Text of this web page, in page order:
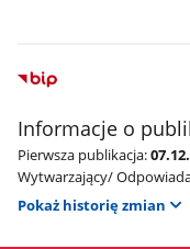
Informacje o
Pierwsza publikacja:
Wytwarzający/
Pokaż historię zmian